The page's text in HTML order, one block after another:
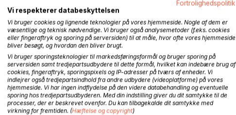
genkalder han sig begivenhederne,
der ledte op til hans tilfangetagelse,
og de anklager – nogle sande, andre usande –
hans navnløse vogtere har dømt ham på.
En fortælling om et grænseløst,
men klaustrofobisk Europa,
og om en mand på flugt
fra sin egen værste fjende: Sig selv.
Fortrolighedspolitik
Vi respekterer databeskyttelsen
Vi bruger cookies og lignende teknologier på vores hjemmeside. Nogle af dem er
væsentlige og teknisk nødvendige. Vi bruger også analysemetoder (f.eks. cookies
eller fingeraftryk og sporing på serversiden) til at måle, hvor ofte vores hjemmeside
bliver besøgt, og hvordan den bliver brugt.
Vi bruger sporingsteknologier til markedsføringsformål og bruger sporing på
serversiden samt tredjepartsudbydere til dette formål, hvilket kan indebære brug af
cookies, fingeraftryk, sporingspixels og IP-adresser på tværs af enheder. Vi
indlejrer også tredjepartsindhold fra andre udbydere (videoplatforme) på vores
hjemmeside. Vi har ingen indflydelse på den videre databehandling og eventuelle
sporing hos tredjepartsudbyderen. Med din indstilling giver du dit samtykke til de
processer, der er beskrevet ovenfor. Du kan tilbagekalde dit samtykke med
virkning for fremtiden. (Hæftelse og copyright)